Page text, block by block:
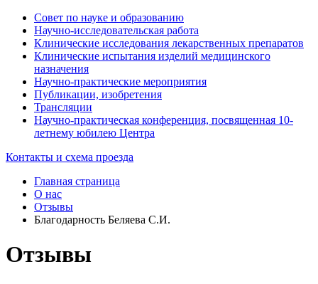
Совет по науке и образованию
Научно-исследовательская работа
Клинические исследования лекарственных препаратов
Клинические испытания изделий медицинского
назначения
Научно-практические мероприятия
Публикации, изобретения
Трансляции
Научно-практическая конференция, посвященная 10-
летнему юбилею Центра
Контакты и схема проезда
Главная страница
О нас
Отзывы
Благодарность Беляева С.И.
Отзывы